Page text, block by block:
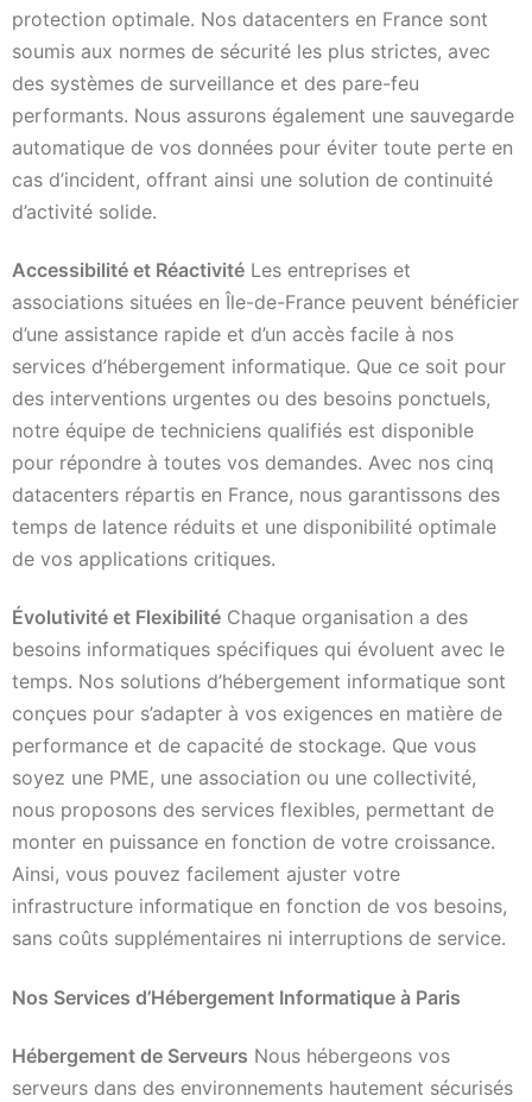
protection optimale. Nos datacenters en France sont
soumis aux normes de sécurité les plus strictes, avec
des systèmes de surveillance et des pare-feu
performants. Nous assurons également une sauvegarde
automatique de vos données pour éviter toute perte en
cas d’incident, offrant ainsi une solution de continuité
d’activité solide.
Accessibilité et Réactivité Les entreprises et
associations situées en Île-de-France peuvent bénéficier
d’une assistance rapide et d’un accès facile à nos
services d’hébergement informatique. Que ce soit pour
des interventions urgentes ou des besoins ponctuels,
notre équipe de techniciens qualifiés est disponible
pour répondre à toutes vos demandes. Avec nos cinq
datacenters répartis en France, nous garantissons des
temps de latence réduits et une disponibilité optimale
de vos applications critiques.
Évolutivité et Flexibilité Chaque organisation a des
besoins informatiques spécifiques qui évoluent avec le
temps. Nos solutions d’hébergement informatique sont
conçues pour s’adapter à vos exigences en matière de
performance et de capacité de stockage. Que vous
soyez une PME, une association ou une collectivité,
nous proposons des services flexibles, permettant de
monter en puissance en fonction de votre croissance.
Ainsi, vous pouvez facilement ajuster votre
infrastructure informatique en fonction de vos besoins,
sans coûts supplémentaires ni interruptions de service.
Nos Services d’Hébergement Informatique à Paris
Hébergement de Serveurs Nous hébergeons vos
serveurs dans des environnements hautement sécurisés